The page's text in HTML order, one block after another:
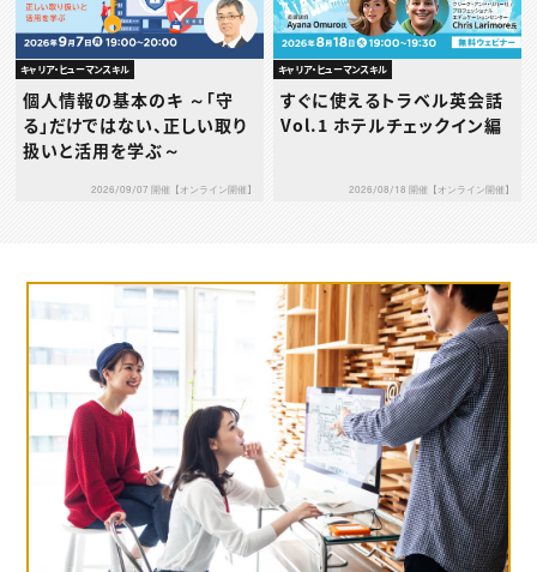
キャリア・ヒューマンスキル
個人情報の基本のキ ～「守
る」だけではない、正しい取り
扱いと活用を学ぶ～
2026/09/07 開催【オンライン開催】
キャリア・ヒューマンスキル
すぐに使えるトラベル英会話
Vol.1 ホテルチェックイン編
2026/08/18 開催【オンライン開催】